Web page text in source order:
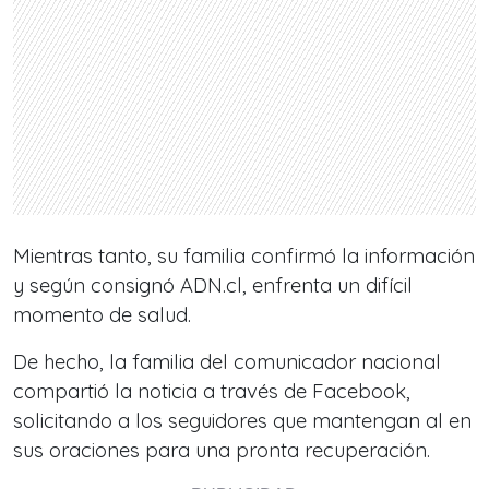
Mientras tanto, su familia confirmó la información
y según consignó ADN.cl, enfrenta un difícil
momento de salud.
De hecho, la familia del comunicador nacional
compartió la noticia a través de Facebook,
solicitando a los seguidores que mantengan al en
sus oraciones para una pronta recuperación.